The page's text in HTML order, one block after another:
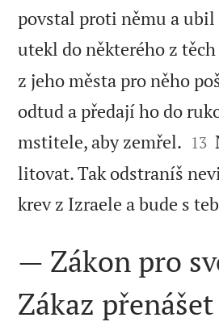
povstal proti němu a ubil
utekl do některého z
z jeho města pro něho
odtud a předají ho do
mstitele, aby zemřel. 

13
litovat. Tak odstraníš
krev z Izraele a bude s
— Zákon pro
Zákaz